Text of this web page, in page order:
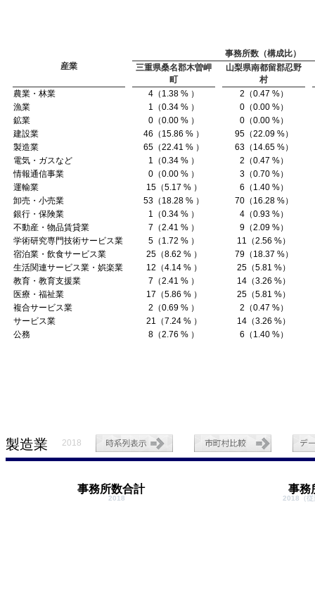
産業
事務所数（構成比）
三重県桑名郡木曽岬
町
山梨県南都留郡忍野
村
農業・林業
4（1.38 % ）
2（0.47 %）
漁業
1（0.34 % ）
0（0.00 %）
鉱業
0（0.00 % ）
0（0.00 %）
建設業
46（15.86 % ）
95（22.09 %）
製造業
65（22.41 % ）
63（14.65 %）
電気・ガスなど
1（0.34 % ）
2（0.47 %）
情報通信事業
0（0.00 % ）
3（0.70 %）
運輸業
15（5.17 % ）
6（1.40 %）
卸売・小売業
53（18.28 % ）
70（16.28 %）
銀行・保険業
1（0.34 % ）
4（0.93 %）
不動産・物品賃貸業
7（2.41 % ）
9（2.09 %）
学術研究専門技術サービス業
5（1.72 % ）
11（2.56 %）
宿泊業・飲食サービス業
25（8.62 % ）
79（18.37 %）
生活関連サービス業・娯楽業
12（4.14 % ）
25（5.81 %）
教育・教育支援業
7（2.41 % ）
14（3.26 %）
医療・福祉業
17（5.86 % ）
25（5.81 %）
複合サービス業
2（0.69 % ）
2（0.47 %）
サービス業
21（7.24 % ）
14（3.26 %）
公務
8（2.76 % ） 6（1.40 %）
製造業 2018
事務所数合計
2018
事務
2018（